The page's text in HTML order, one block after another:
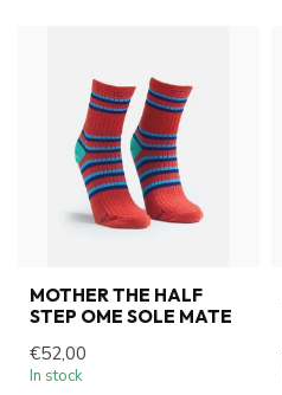
MOTHER THE HALF
STEP OME SOLE MATE
€52,00
In stock